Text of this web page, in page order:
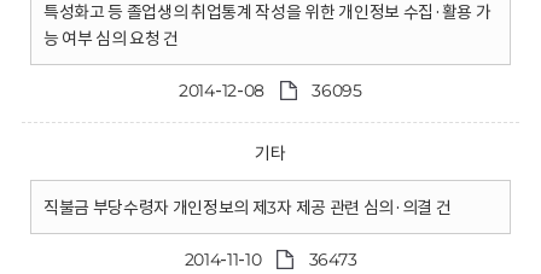
특성화고 등 졸업생의 취업통계 작성을 위한 개인정보 수집·활용 가
능 여부 심의 요청 건
2014-12-08 36095
기타
직불금 부당수령자 개인정보의 제3자 제공 관련 심의·의결 건
2014-11-10 36473